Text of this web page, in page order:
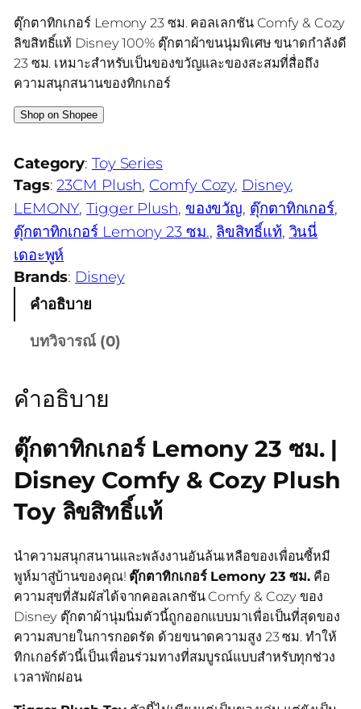
ตุ๊กตาทิกเกอร์ Lemony 23 ซม. คอลเลกชัน Comfy & Cozy
ลิขสิทธิ์แท้ Disney 100% ตุ๊กตาผ้าขนนุ่มพิเศษ ขนาดกำลังดี
23 ซม. เหมาะสำหรับเป็นของขวัญและของสะสมที่สื่อถึง
ความสนุกสนานของทิกเกอร์
Shop on Shopee
Category: Toy Series
Tags:23CM Plush, Comfy Cozy, Disney
LEMONY, Tigger Plush, ของขวัญ, ตุ๊กตาทิกเกอร์
ตุ๊กตาทิกเกอร์ Lemony 23 ซม., ลิขสิทธิ์แท้, วินนี่
เดอะพูห์
Brands: Disney
คำอธิบาย
บทวิจารณ์ (0)
คำอธิบาย
ตุ๊กตาทิกเกอร์ Lemony 23 ซม. |
Disney Comfy & Cozy Plush
Toy ลิขสิทธิ์แท้
นำความสนุกสนานและพลังงานอันล้นเหลือของเพื่อนซี้หมี
พูห์มาสู่บ้านของคุณ! ตุ๊กตาทิกเกอร์ Lemony 23 ซม. คือ
ความสุขที่สัมผัสได้จากคอลเลกชัน Comfy & Cozy ของ
Disney ตุ๊กตาผ้านุ่มนิ่มตัวนี้ถูกออกแบบมาเพื่อเป็นที่สุดของ
ความสบายในการกอดรัด ด้วยขนาดความสูง 23 ซม. ทำให้
ทิกเกอร์ตัวนี้เป็นเพื่อนร่วมทางที่สมบูรณ์แบบสำหรับทุกช่วง
เวลาพักผ่อน